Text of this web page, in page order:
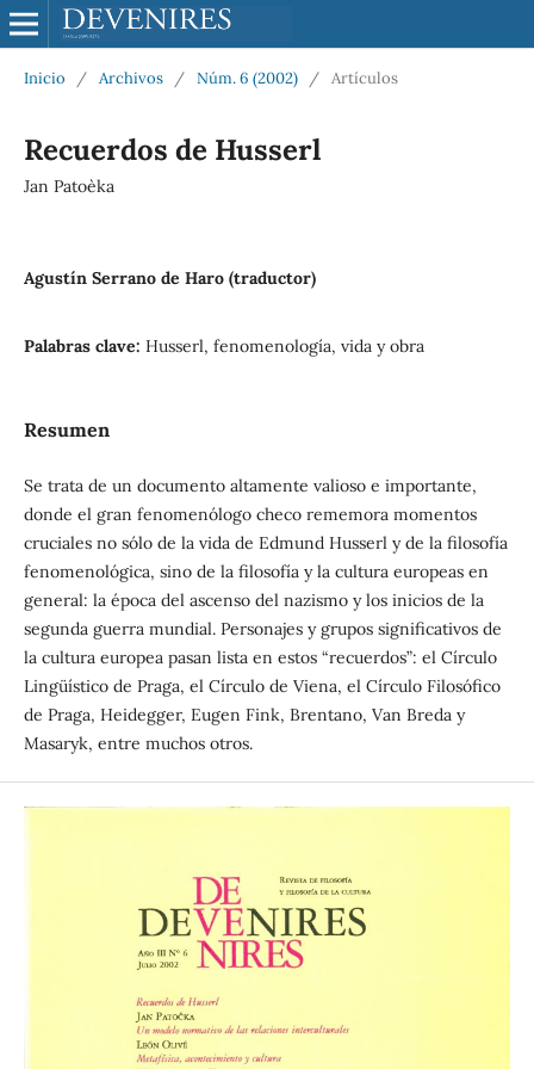
Inicio / Archivos / Núm. 6 (2002) / Artículos
Recuerdos de Husserl
Jan Patoèka
Agustín Serrano de Haro (traductor)
Palabras clave: Husserl, fenomenología, vida y obra
Resumen
Se trata de un documento altamente valioso e importante,
donde el gran fenomenólogo checo rememora momentos
cruciales no sólo de la vida de Edmund Husserl y de la filosofía
fenomenológica, sino de la filosofía y la cultura europeas en
general: la época del ascenso del nazismo y los inicios de la
segunda guerra mundial. Personajes y grupos significativos de
la cultura europea pasan lista en estos “recuerdos”: el Círculo
Lingüístico de Praga, el Círculo de Viena, el Círculo Filosófico
de Praga, Heidegger, Eugen Fink, Brentano, Van Breda y
Masaryk, entre muchos otros.